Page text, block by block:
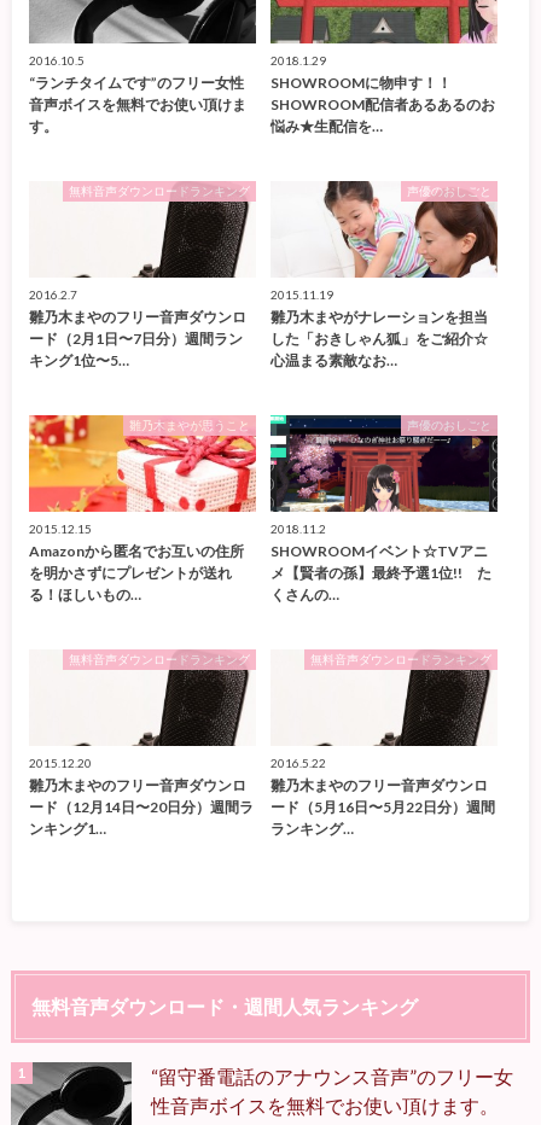
2016.10.5
“ランチタイムです”のフリー女性
音声ボイスを無料でお使い頂けま
す。
2018.1.29
SHOWROOMに物申す！！
SHOWROOM配信者あるあるのお
悩み★生配信を…
無料音声ダウンロードランキング
2016.2.7
雛乃木まやのフリー音声ダウンロ
ード（2月1日〜7日分）週間ラン
キング1位〜5…
声優のおしごと
2015.11.19
雛乃木まやがナレーションを担当
した「おきしゃん狐」をご紹介☆
心温まる素敵なお…
雛乃木まやが思うこと
2015.12.15
Amazonから匿名でお互いの住所
を明かさずにプレゼントが送れ
る！ほしいもの…
声優のおしごと
2018.11.2
SHOWROOMイベント☆TVアニ
メ【賢者の孫】最終予選1位!! た
くさんの…
無料音声ダウンロードランキング
2015.12.20
雛乃木まやのフリー音声ダウンロ
ード（12月14日〜20日分）週間ラ
ンキング1…
無料音声ダウンロードランキング
2016.5.22
雛乃木まやのフリー音声ダウンロ
ード（5月16日〜5月22日分）週間
ランキング…
無料音声ダウンロード・週間人気ランキング
“留守番電話のアナウンス音声”のフリー女
性音声ボイスを無料でお使い頂けます。